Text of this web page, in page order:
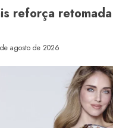
reforça
agosto de 2026